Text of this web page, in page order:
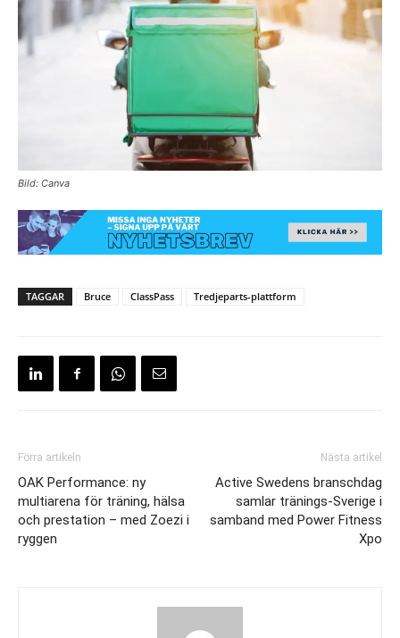
Bild: Canva
TAGGAR Bruce ClassPass Tredjeparts-plattform
Förra artikeln
OAK Performance: ny
multiarena för träning, hälsa
och prestation – med Zoezi i
ryggen
Nästa artikel
Active Swedens branschdag
samlar tränings-Sverige i
samband med Power Fitness
Xpo